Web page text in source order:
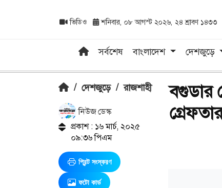
ভিডিও শনিবার, ০৮ আগস্ট ২০২৬, ২৪ শ্রাবণ ১৪৩৩
সর্বশেষ বাংলাদেশ দেশজুড়ে
/ দেশজুড়ে / রাজশাহী
নিউজ ডেস্ক
প্রকাশ : ১৬ মার্চ, ২০২৫
০৯:৩৬ পিএম
প্রিন্ট সংস্করণ
ফটো কার্ড
বগুডার